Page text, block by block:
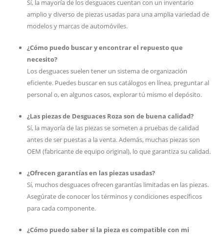
Sí, la mayoría de los desguaces cuentan con un inventario
amplio y diverso de piezas usadas para una amplia variedad de
modelos y marcas de automóviles.
¿Cómo puedo buscar y encontrar el repuesto que
necesito?
Los desguaces suelen tener un sistema de organización
eficiente. Puedes buscar en sus catálogos en línea, preguntar al
personal o, en algunos casos, explorar tú mismo el depósito.
¿Las piezas de Desguaces Roza son de buena calidad?
Sí, la mayoría de las piezas se someten a pruebas de calidad
antes de ser puestas a la venta. Además, muchas piezas son
OEM (fabricante de equipo original), lo que garantiza su calidad.
¿Ofrecen garantías en las piezas usadas?
Sí, muchos desguaces ofrecen garantías limitadas en las piezas.
Asegúrate de conocer los términos y condiciones específicos
para cada componente.
¿Cómo puedo saber si la pieza es compatible con mi